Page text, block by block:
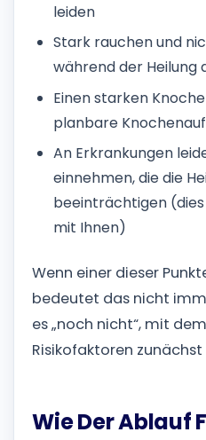
leiden
Stark rauchen und
während der Heilung
Einen starken
planbare
An Erkrankungen
einnehmen, die die
beeinträchtigen
mit Ihnen)
Wenn einer dieser
bedeutet das nicht
es „noch nicht“, mit
Risikofaktoren
Wie Der Ablauf